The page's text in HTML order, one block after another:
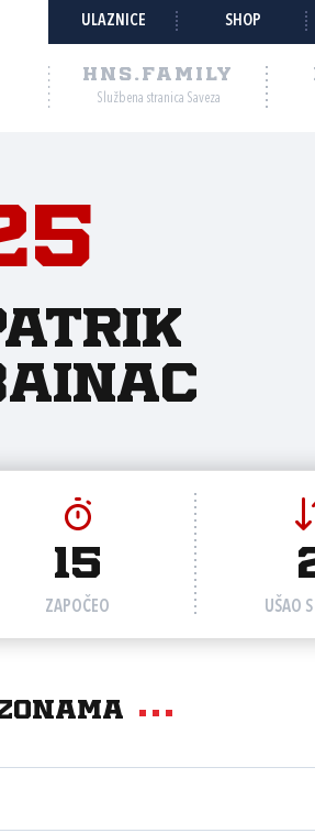
ULAZNICE SHOP
HNS.FAMILY
Službena stranica Saveza
15
ZAPOČEO UŠAO